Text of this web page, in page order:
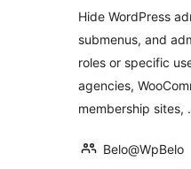
Hide WordPress
submenus, and
roles or specific
agencies,
membership sites,
Belo@WpBelo